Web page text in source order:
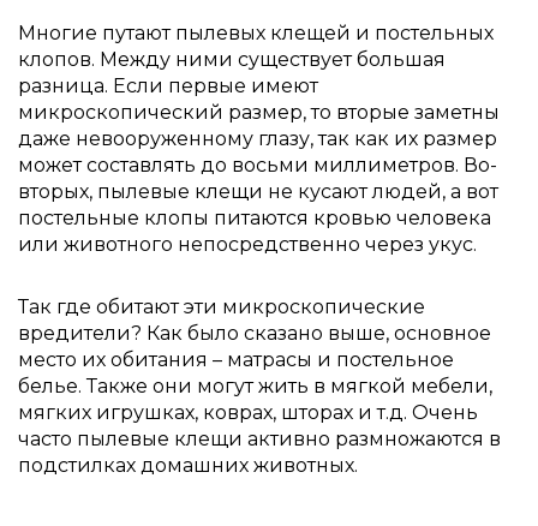
Многие путают пылевых клещей и постельных
клопов. Между ними существует большая
разница. Если первые имеют
микроскопический размер, то вторые заметны
даже невооруженному глазу, так как их размер
может составлять до восьми миллиметров. Во-
вторых, пылевые клещи не кусают людей, а вот
постельные клопы питаются кровью человека
или животного непосредственно через укус.
Так где обитают эти микроскопические
вредители? Как было сказано выше, основное
место их обитания – матрасы и постельное
белье. Также они могут жить в мягкой мебели,
мягких игрушках, коврах, шторах и т.д. Очень
часто пылевые клещи активно размножаются в
подстилках домашних животных.